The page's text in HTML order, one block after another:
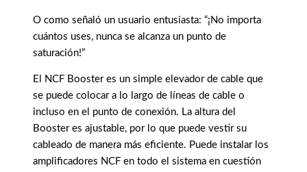
O como señaló un usuario entusiasta: “¡No importa
cuántos uses, nunca se alcanza un punto de
saturación!”
El NCF Booster es un simple elevador de cable que
se puede colocar a lo largo de líneas de cable o
incluso en el punto de conexión. La altura del
Booster es ajustable, por lo que puede vestir su
cableado de manera más eficiente. Puede instalar los
amplificadores NCF en todo el sistema en cuestión